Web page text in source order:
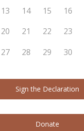
13 14 15 16
20 21 22 23
27 28 29 30
Sign the Declaration
Donate